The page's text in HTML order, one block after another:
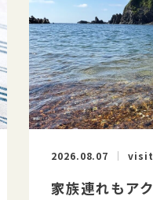
2026.08.07 visit
家族連れもア